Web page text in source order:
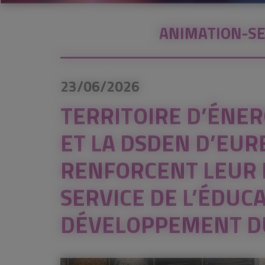
ANIMATION-
23/06/2026
TERRITOIRE
ET LA DSDEN
RENFORCENT
SERVICE DE
DÉVELOPPEMENT